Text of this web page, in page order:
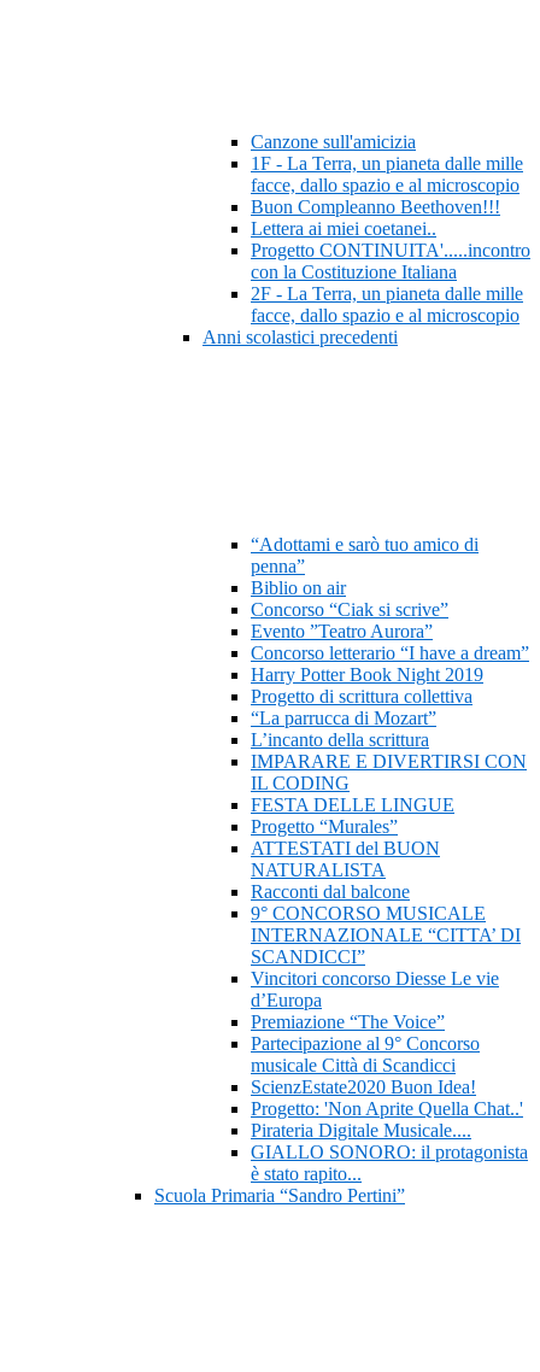
Canzone sull'amicizia
1F - La Terra, un pianeta dalle mille
facce, dallo spazio e al microscopio
Buon Compleanno Beethoven!!!
Lettera ai miei coetanei..
Progetto CONTINUITA'.....incontro
con la Costituzione Italiana
2F - La Terra, un pianeta dalle mille
facce, dallo spazio e al microscopio
Anni scolastici precedenti
“Adottami e sarò tuo amico di
penna”
Biblio on air
Concorso “Ciak si scrive”
Evento ”Teatro Aurora”
Concorso letterario “I have a dream”
Harry Potter Book Night 2019
Progetto di scrittura collettiva
“La parrucca di Mozart”
L’incanto della scrittura
IMPARARE E DIVERTIRSI CON
IL CODING
FESTA DELLE LINGUE
Progetto “Murales”
ATTESTATI del BUON
NATURALISTA
Racconti dal balcone
9° CONCORSO MUSICALE
INTERNAZIONALE “CITTA’ DI
SCANDICCI”
Vincitori concorso Diesse Le vie
d’Europa
Premiazione “The Voice”
Partecipazione al 9° Concorso
musicale Città di Scandicci
ScienzEstate2020 Buon Idea!
Progetto: 'Non Aprite Quella Chat..'
Pirateria Digitale Musicale....
GIALLO SONORO: il protagonista
è stato rapito...
Scuola Primaria “Sandro Pertini”